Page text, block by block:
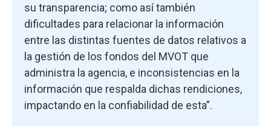
su transparencia; como así también
dificultades para relacionar la información
entre las distintas fuentes de datos relativos a
la gestión de los fondos del MVOT que
administra la agencia, e inconsistencias en la
información que respalda dichas rendiciones,
impactando en la confiabilidad de esta”.